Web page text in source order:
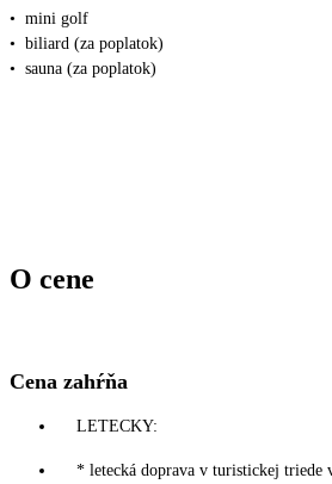
• mini golf
• biliard (za poplatok)
• sauna (za poplatok)
O cene
Cena zahŕňa
LETECKY:
* letecká doprava v turistickej triede